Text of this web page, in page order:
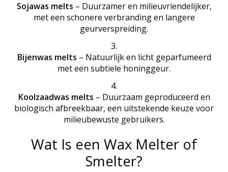
Sojawas melts – Duurzamer en milieuvriendelijker,
met een schonere verbranding en langere
geurverspreiding.
Bijenwas melts – Natuurlijk en licht geparfumeerd
met een subtiele honinggeur.
Koolzaadwas melts – Duurzaam geproduceerd en
biologisch afbreekbaar, een uitstekende keuze voor
milieubewuste gebruikers.
Wat Is een Wax Melter of
Smelter?